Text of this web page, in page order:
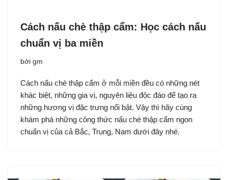
Cách nấu chè thập cẩm: Học cách nấu
chuẩn vị ba miền
bởi gm
Cách nấu chè thập cẩm ở mỗi miền đều có những nét
khác biệt, những gia vị, nguyên liệu độc đáo để tạo ra
những hương vị đặc trưng nổi bật. Vậy thì hãy cùng
khám phá những công thức nấu chè thập cẩm ngon
chuẩn vị của cả Bắc, Trung, Nam dưới đây nhé.